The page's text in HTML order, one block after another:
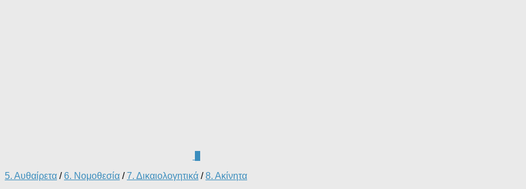
5. Αυθαίρετα /6. Νομοθεσία /7. Δικαιολογητικά /8. Ακίνητα